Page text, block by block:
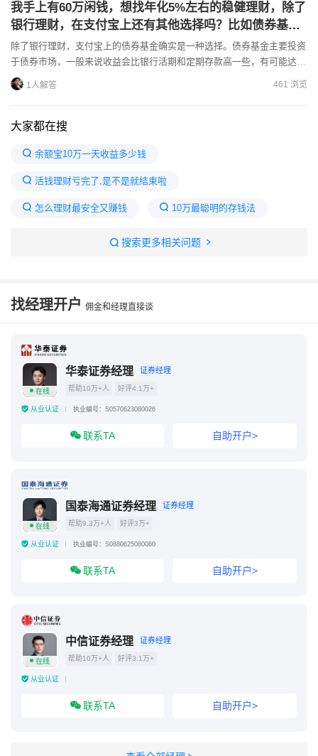
我手上有60万闲钱，想找年化5%左右的稳健理财，除了
银行理财，在支付宝上还有其他选择吗？比如债券基
金？但我又担心债券基金的风险，它和大额存单比起来
怎么样呢？
除了银行理财，支付宝上的债券基金确实是一种选择。债券基金主要投资
于债券市场，一般来说收益会比银行活期和定期存款高一些，有可能达到
年化5%左右的收益，但它也存在一定风险。债券市场会受到利...
1人解答 461 浏览
大家都在搜
余额宝10万一天收益多少钱
活钱理财亏完了,是不是就结束啦
怎么理财最安全又赚钱 10万最聪明的存钱法
有闲钱放哪里吃利息最好 适合穷人理财方法
搜索更多相关问题
找经理开户 佣金和经理直接谈
在线
华泰证券经理 证券经理
帮助10万+人 好评4.1万+
从业认证 执业编号：S0570623080026
联系TA 自助开户>
在线
国泰海通证券经理 证券经理
帮助9.3万+人 好评3万+
从业认证 执业编号：S0880625080060
联系TA 自助开户>
在线
中信证券经理 证券经理
帮助10万+人 好评3.1万+
从业认证
联系TA 自助开户>